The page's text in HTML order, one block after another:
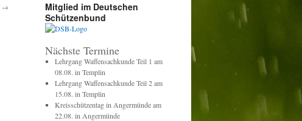
→
Mitglied im Deutschen
Schützenbund
Nächste Termine
Lehrgang Waffensachkunde Teil 1 am
08.08. in Templin
Lehrgang Waffensachkunde Teil 2 am
15.08. in Templin
Kreisschützentag in Angermünde am
22.08. in Angermünde